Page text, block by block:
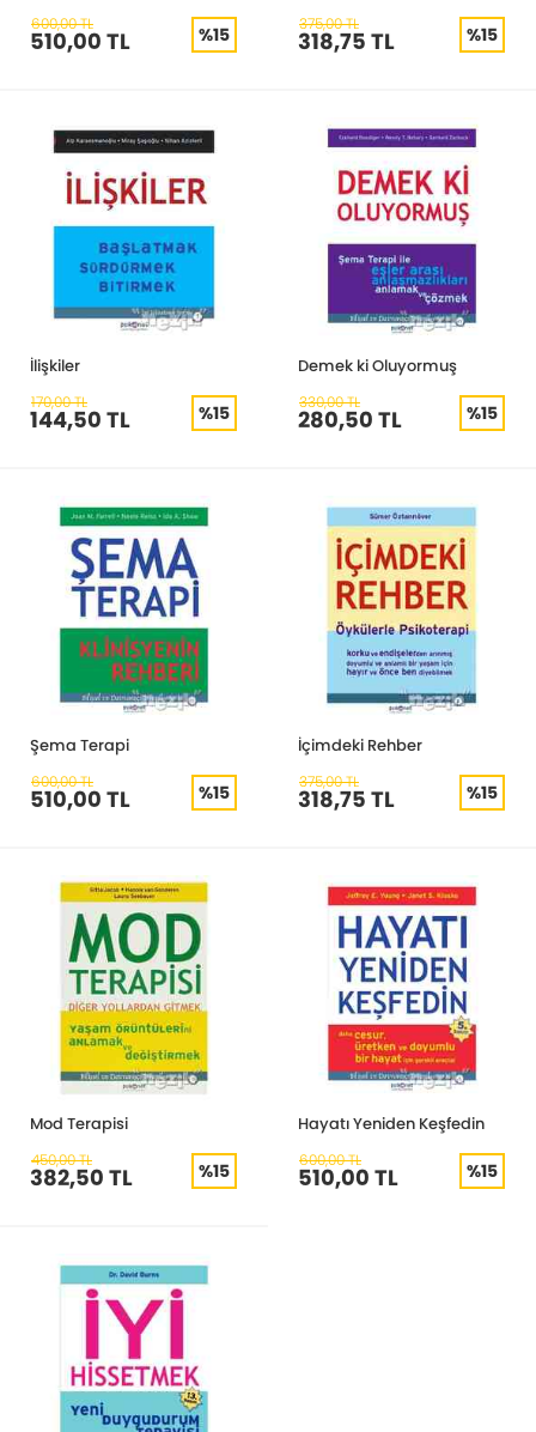
600,00 TL
510,00 TL %15 375,00 TL
318,75 TL %15
İlişkiler
170,00 TL
144,50 TL %15
Demek ki Oluyormuş
330,00 TL
280,50 TL %15
Şema Terapi
600,00 TL
510,00 TL %15
İçimdeki Rehber
375,00 TL
318,75 TL %15
Mod Terapisi
450,00 TL
382,50 TL %15
Hayatı Yeniden Keşfedin
600,00 TL
510,00 TL %15